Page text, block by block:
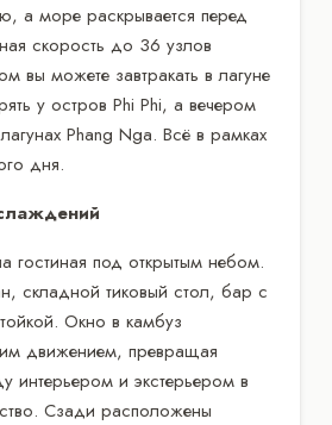
а море раскрывается перед
скорость до 36 узлов
вы можете завтракать в лагуне
у остров Phi Phi, а вечером
лагунах Phang Nga. Всё в рамках
дня.
гостиная под открытым небом.
складной тиковый стол, бар с
Окно в камбуз
движением, превращая
интерьером и экстерьером в
Сзади расположены